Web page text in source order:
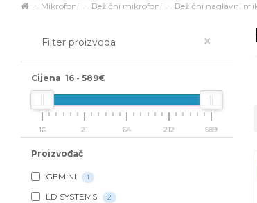
Mikrofoni Bežični mikrofoni Bežični naglavni
Filter proizvoda ×
Cijena 16 - 589€
16 21 64 212 589
Proizvođač
GEMINI 1
LD SYSTEMS 2